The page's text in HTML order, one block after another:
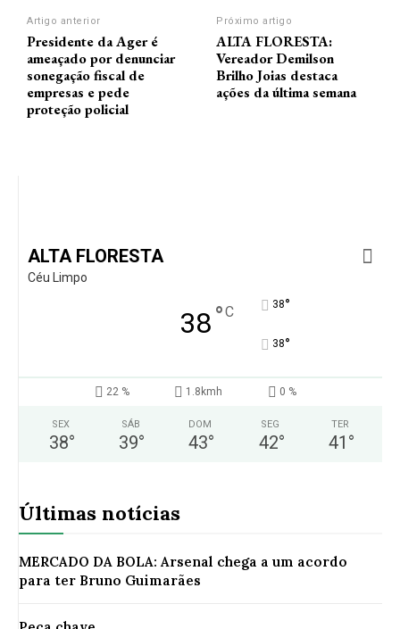
Artigo anterior
Presidente da Ager é
ameaçado por denunciar
sonegação fiscal de
empresas e pede
proteção policial
Próximo artigo
ALTA FLORESTA:
Vereador Demilson
Brilho Joias destaca
ações da última semana
ALTA FLORESTA
Céu Limpo
38°C 38°
38°
22 % 1.8kmh 0 %
SEX
38°
SÁB
39°
DOM
43°
SEG
42°
TER
41 °
Últimas notícias
MERCADO DA BOLA: Arsenal chega a um acordo
para ter Bruno Guimarães